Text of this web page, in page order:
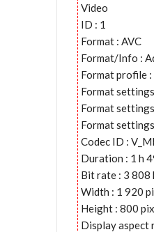
Video
ID : 1
Format : AVC
Format/Info :
Format profile
Format
Format
Format
Codec ID :
Duration : 1 h
Bit rate : 3 808
Width : 1 920
Height : 800
Display aspect